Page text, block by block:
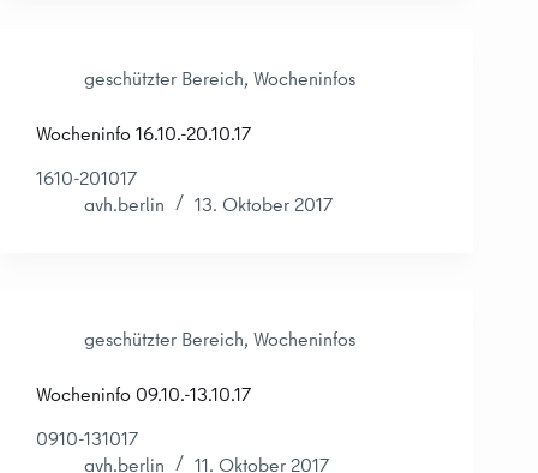
geschützter Bereich, Wocheninfos
Wocheninfo 16.10.-20.10.17
1610-201017
avh.berlin
13. Oktober 2017
geschützter Bereich, Wocheninfos
Wocheninfo 09.10.-13.10.17
0910-131017
avh.berlin
11. Oktober 2017